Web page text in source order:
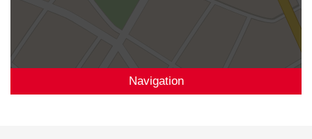
Navigation